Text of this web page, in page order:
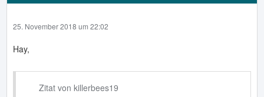
25. November 2018 um 22:02
Hay,
Zitat von killerbees19